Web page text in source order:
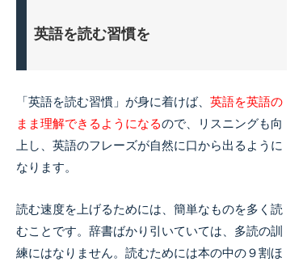
英語を読む習慣を
「英語を読む習慣」が身に着けば、 英語を英語の
まま理解できるようになるので、リスニングも向
上し、英語のフレーズが自然に口から出るように
なります。
読む速度を上げるためには、簡単なものを多く読
むことです。辞書ばかり引いていては、多読の訓
練にはなりません。読むためには本の中の９割ほ